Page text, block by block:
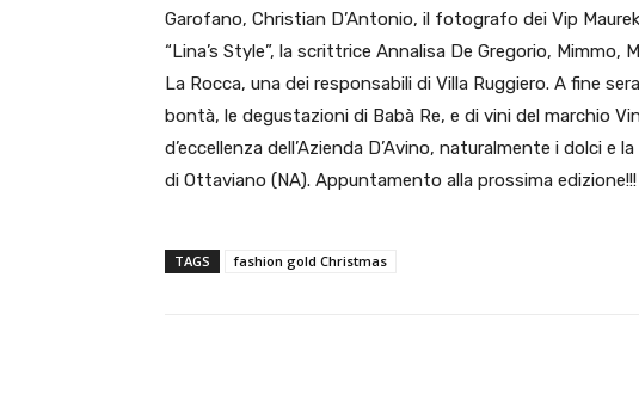
Garofano, Christian D’Antonio, il fotografo dei Vip
“Lina’s Style”, la scrittrice Annalisa De Gregorio,
La Rocca, una dei responsabili di Villa Ruggiero. A fine
bontà, le degustazioni di Babà Re, e di vini del marchio
d’eccellenza dell’Azienda D’Avino, naturalmente i dolci
di Ottaviano (NA). Appuntamento alla prossima edizione!!!
TAGS fashion gold Christmas